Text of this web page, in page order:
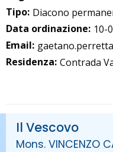
Tipo: Diacono
Data ordinazione: 10-
Email:
Residenza: Contrada
Il Vescovo
Mons. VINCENZO